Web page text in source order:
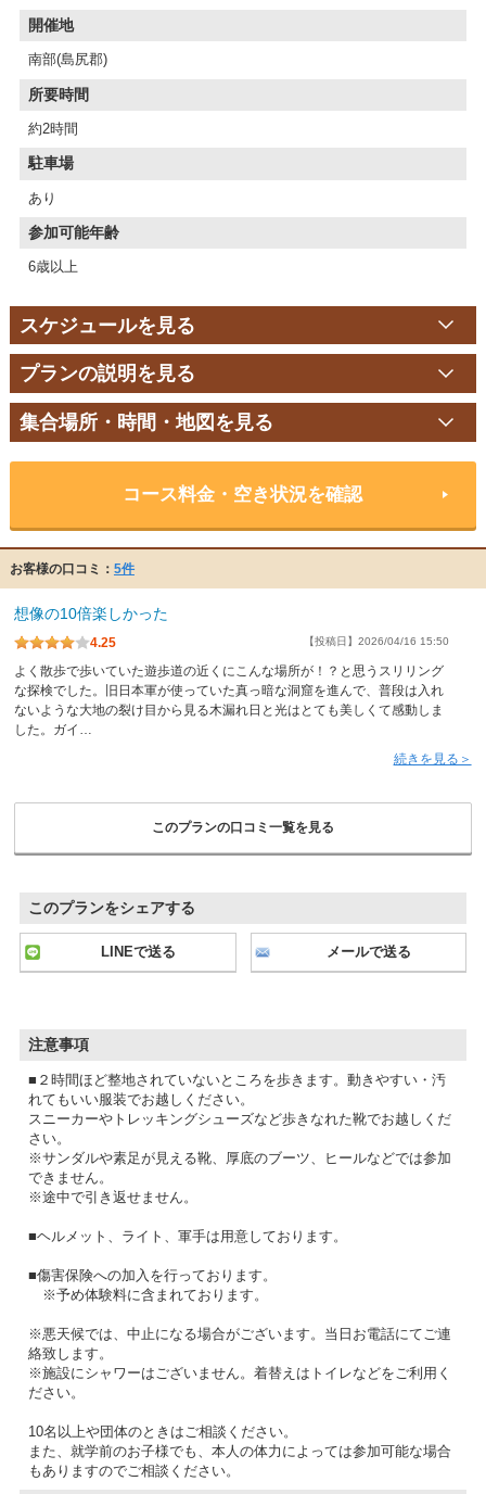
開催地
南部(島尻郡)
所要時間
約2時間
駐車場
あり
参加可能年齢
6歳以上
スケジュールを見る
プランの説明を見る
集合場所・時間・地図を見る
コース料金・空き状況を確認
お客様の口コミ： 5件
想像の10倍楽しかった
4.25 【投稿日】2026/04/16 15:50
よく散歩で歩いていた遊歩道の近くにこんな場所が！？と思うスリリング
な探検でした。旧日本軍が使っていた真っ暗な洞窟を進んで、普段は入れ
ないような大地の裂け目から見る木漏れ日と光はとても美しくて感動しま
した。ガイ…
続きを見る＞
このプランの口コミ一覧を見る
このプランをシェアする
LINEで送る メールで送る
注意事項
■２時間ほど整地されていないところを歩きます。動きやすい・汚
れてもいい服装でお越しください。
スニーカーやトレッキングシューズなど歩きなれた靴でお越しくだ
さい。
※サンダルや素足が見える靴、厚底のブーツ、ヒールなどでは参加
できません。
※途中で引き返せません。
■ヘルメット、ライト、軍手は用意しております。
■傷害保険への加入を行っております。
※予め体験料に含まれております。
※悪天候では、中止になる場合がございます。当日お電話にてご連
絡致します。
※施設にシャワーはございません。着替えはトイレなどをご利用く
ださい。
10名以上や団体のときはご相談ください。
また、就学前のお子様でも、本人の体力によっては参加可能な場合
もありますのでご相談ください。